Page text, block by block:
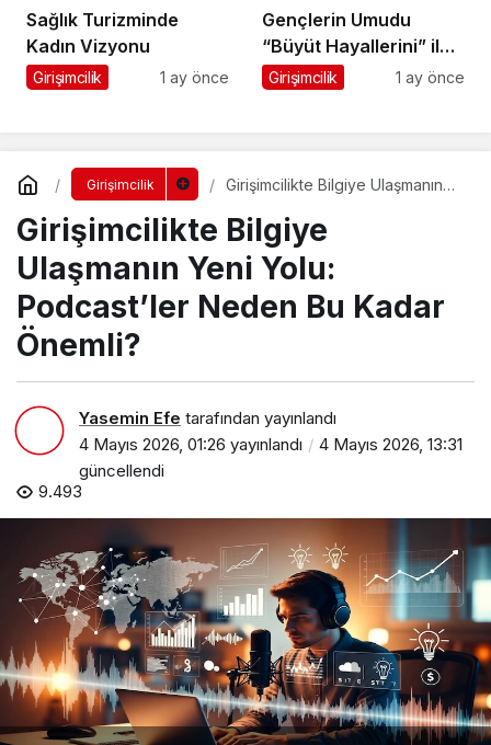
Sağlık Turizminde
Kadın Vizyonu
Girişimcilik 1 ay önce
Gençlerin Umudu
“Büyüt Hayallerini” ile
267 Genç Daha
Girişimcilik 1 ay önce
Girişimcilik
Girişimcilikte Bilgiye Ulaşmanın
Kadar Önemli?
Girişimcilikte Bilgiye
Ulaşmanın Yeni Yolu:
Podcast’ler Neden Bu Kadar
Önemli?
Yasemin Efe tarafından yayınlandı
4 Mayıs 2026, 01:26 yayınlandı
4 Mayıs 2026, 13:31
güncellendi
9.493